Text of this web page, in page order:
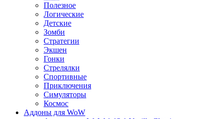
Полезное
Логические
Детские
Зомби
Стратегии
Экшен
Гонки
Стрелялки
Спортивные
Приключения
Симуляторы
Космос
Аддоны для WoW